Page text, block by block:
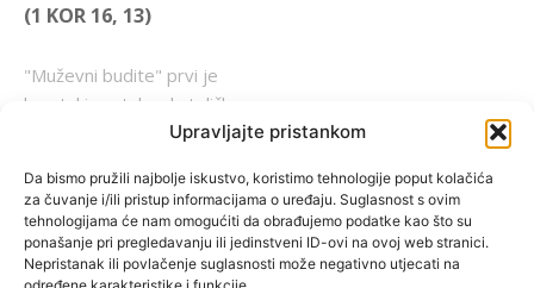
Upravljajte pristankom
Da bismo pružili najbolje iskustvo, koristimo tehnologije poput kolačića
za čuvanje i/ili pristup informacijama o uređaju. Suglasnost s ovim
tehnologijama će nam omogućiti da obrađujemo podatke kao što su
ponašanje pri pregledavanju ili jedinstveni ID-ovi na ovoj web stranici.
Nepristanak ili povlačenje suglasnosti može negativno utjecati na
(1 KOR 16, 13)
"Muževni budite" prvi je
hrvatski portal za katoličke
muškarce koji pokušava
vrijeme itekako narušen
biblijski koncept muževnosti,
koji pokušavamo osvijetliti iz
više aspekata, prigodnih